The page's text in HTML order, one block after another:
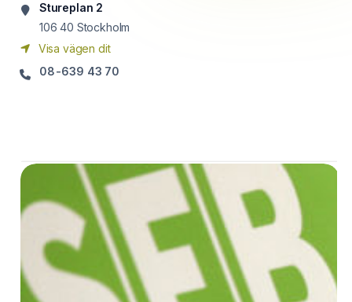
Stureplan 2
106 40 Stockholm
Visa vägen dit
08-639 43 70